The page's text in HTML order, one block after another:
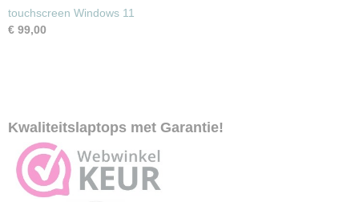
touchscreen Windows 11
€ 99,00
Kwaliteitslaptops met Garantie!